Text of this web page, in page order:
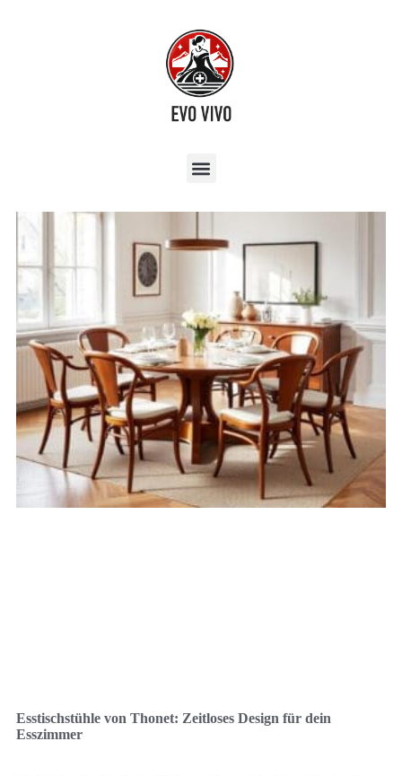
Esstischstühle von Thonet: Zeitloses Design für dein
Esszimmer